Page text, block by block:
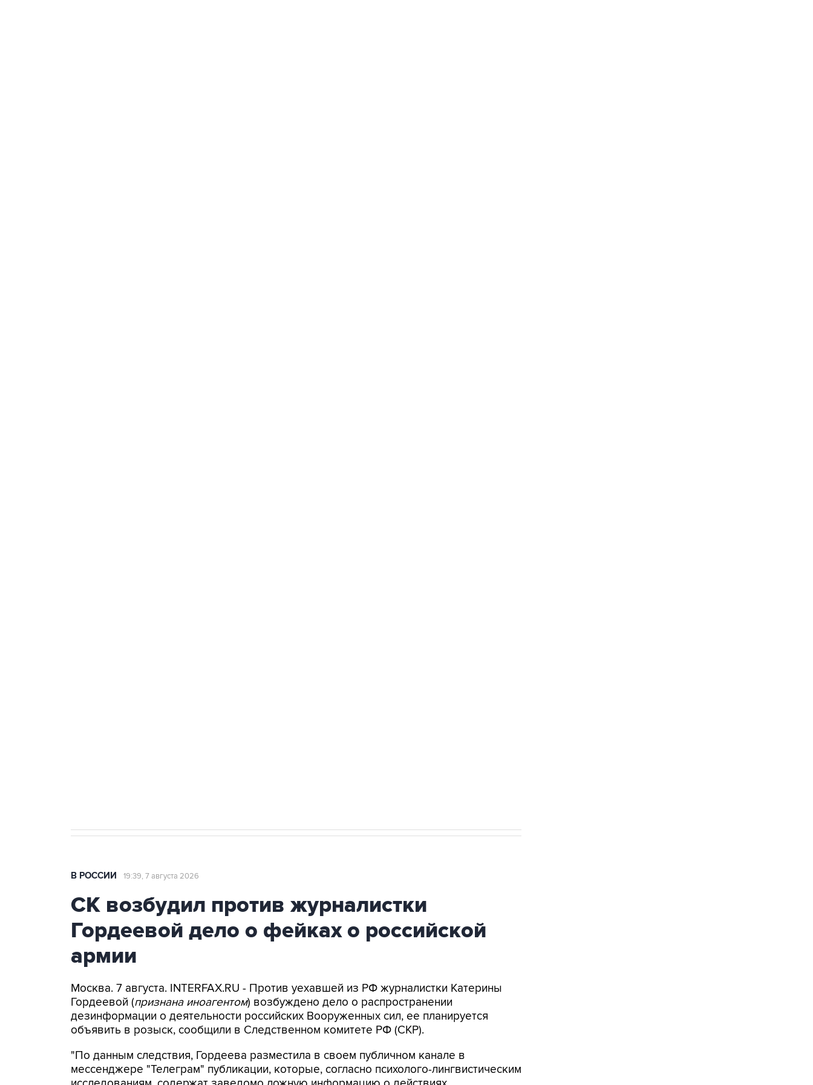
В РОССИИ 19:39, 7 августа 2026
СК возбудил против журналистки
Гордеевой дело о фейках о российской
армии
Москва. 7 августа. INTERFAX.RU - Против уехавшей из РФ журналистки Катерины
Гордеевой (признана иноагентом) возбуждено дело о распространении
дезинформации о деятельности российских Вооруженных сил, ее планируется
объявить в розыск, сообщили в Следственном комитете РФ (СКР).
"По данным следствия, Гордеева разместила в своем публичном канале в
мессенджере "Телеграм" публикации, которые, согласно психолого-лингвистическим